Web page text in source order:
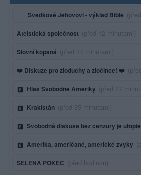
Svědkové Jehovovi - výklad Bible
Ateistická společnost Poslední aktivita:
(před 12 minutami)
Slovní kopaná Poslední aktivita:
(před 17 minutami)
❤️ Diskuze pro zloduchy a zločince! ❤️
Hlas Svobodne Ameriky Poslední
(před 27
Krakistán Poslední aktivita:
(před 35 minutami)
Svobodná diskuse bez cenzury je utopie
Amerika, američané, americké zvyky
SELENA POKEC Poslední aktivita:
(před hodinou)